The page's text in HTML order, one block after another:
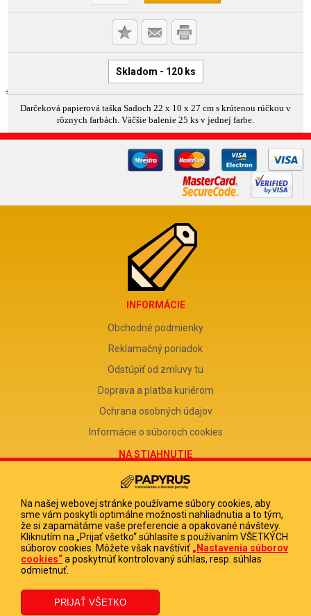
Skladom - 120 ks
Darčeková papierová taška Sadoch 22 x 10 x 27 cm s krútenou rúčkou v
rôznych farbách. Väčšie balenie 25 ks v jednej farbe.
INFORMÁCIE
Obchodné podmienky
Reklamačný poriadok
Odstúpiť od zmluvy tu
Doprava a platba kuriérom
Ochrana osobných údajov
Informácie o súboroch cookies
NA STIAHNUTIE
Reklamačný formulár
Odstúpenie od zmluvy
Poučenie o odstúpení od zmluvy
FIRMA
PAPYRUS POPRAD, s.r.o.
DIČ 2020513880
Na našej webovej stránke používame súbory cookies, aby
sme vám poskytli optimálne možnosti nahliadnutia a to tým,
že si zapamätáme vaše preferencie a opakované návštevy.
Kliknutím na „Prijať všetko“ súhlasíte s používaním VŠETKÝCH
súborov cookies. Môžete však navštíviť „Nastavenia súborov
cookies“a poskytnúť kontrolovaný súhlas, resp. súhlas
odmietnuť.